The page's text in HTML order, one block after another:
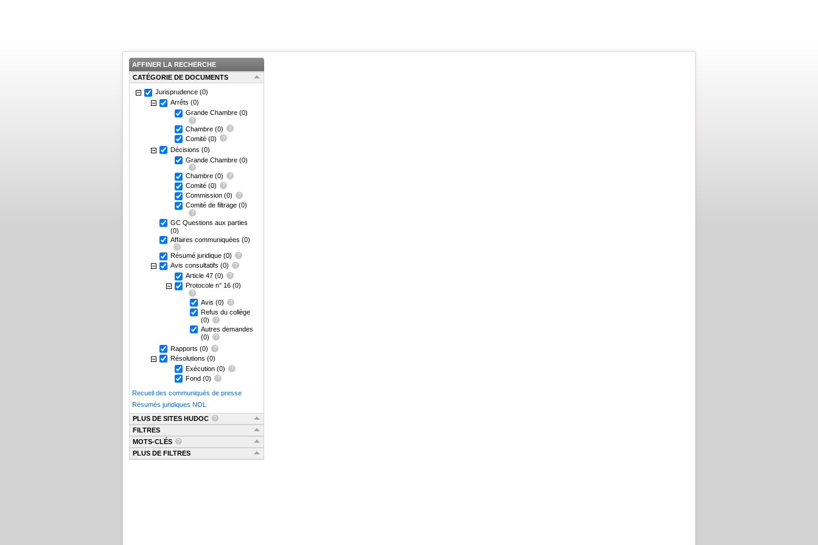
AFFINER LA RECHERCHE
CATÉGORIE DE DOCUMENTS
Jurisprudence (0)
Arrêts (0)
Grande Chambre (0)
Chambre (0)
Comité (0)
Décisions (0)
Grande Chambre (0)
Chambre (0)
Comité (0)
Commission (0)
Comité de filtrage (0)
GC Questions aux parties
(0)
Affaires communiquées (0)
Résumé juridique (0)
Avis consultatifs (0)
Article 47 (0)
Protocole n° 16 (0)
Avis (0)
Refus du collège
(0)
Autres demandes
(0)
Rapports (0)
Résolutions (0)
Exécution (0)
Fond (0)
Recueil des communiqués de presse
Résumés juridiques NOL
PLUS DE SITES HUDOC
FILTRES
MOTS-CLÉS
PLUS DE FILTRES